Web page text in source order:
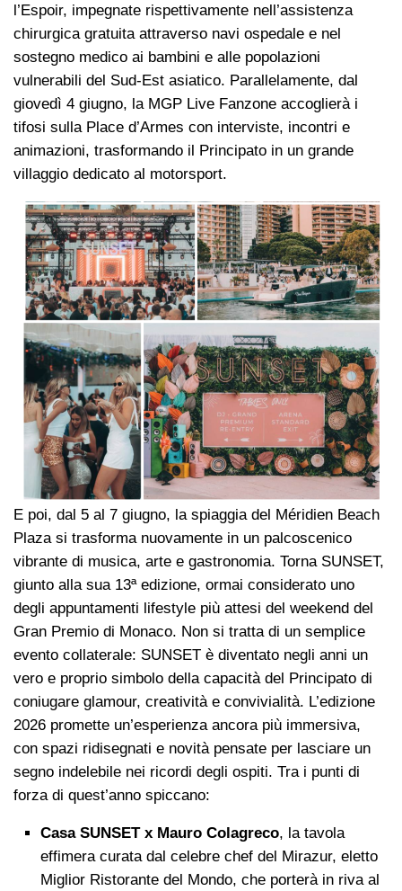
l’Espoir, impegnate rispettivamente nell’assistenza
chirurgica gratuita attraverso navi ospedale e nel
sostegno medico ai bambini e alle popolazioni
vulnerabili del Sud-Est asiatico. Parallelamente, dal
giovedì 4 giugno, la MGP Live Fanzone accoglierà i
tifosi sulla Place d’Armes con interviste, incontri e
animazioni, trasformando il Principato in un grande
villaggio dedicato al motorsport.
E poi, dal 5 al 7 giugno, la spiaggia del Méridien Beach
Plaza si trasforma nuovamente in un palcoscenico
vibrante di musica, arte e gastronomia. Torna SUNSET,
giunto alla sua 13ª edizione, ormai considerato uno
degli appuntamenti lifestyle più attesi del weekend del
Gran Premio di Monaco. Non si tratta di un semplice
evento collaterale: SUNSET è diventato negli anni un
vero e proprio simbolo della capacità del Principato di
coniugare glamour, creatività e convivialità. L’edizione
2026 promette un’esperienza ancora più immersiva,
con spazi ridisegnati e novità pensate per lasciare un
segno indelebile nei ricordi degli ospiti. Tra i punti di
forza di quest’anno spiccano:
Casa SUNSET x Mauro Colagreco, la tavola
effimera curata dal celebre chef del Mirazur, eletto
Miglior Ristorante del Mondo, che porterà in riva al